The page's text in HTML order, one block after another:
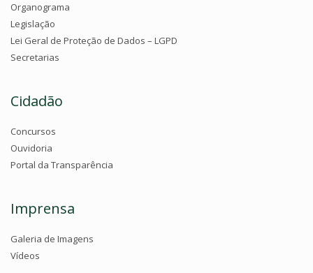
Organograma
Legislação
Lei Geral de Proteção de Dados – LGPD
Secretarias
Cidadão
Concursos
Ouvidoria
Portal da Transparência
Imprensa
Galeria de Imagens
Vídeos